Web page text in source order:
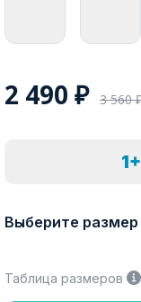
2 490 ₽ 3 560
Выберите размер
Таблица размеров